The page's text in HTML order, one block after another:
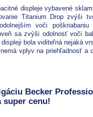
displeje vybavené
Titanium Drop zvýši
voči poškriabaniu
sa zvýši odolnosť voči
bola viditeľná nejaká
vplyv na priehľadnosť a
Becker
super cenu!